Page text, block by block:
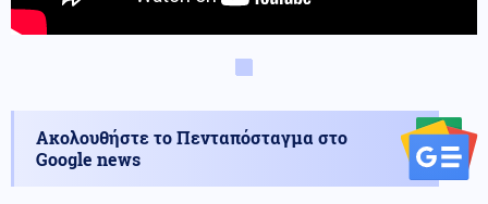
Ακολουθήστε το Πενταπόσταγμα στο
Google news